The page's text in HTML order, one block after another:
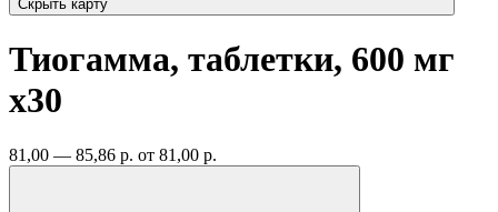
Скрыть карту
Тиогамма, таблетки, 600 мг
x30
81,00 — 85,86 р. от 81,00 р.